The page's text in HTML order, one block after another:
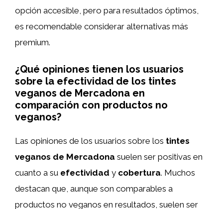
opción accesible, pero para resultados óptimos,
es recomendable considerar alternativas más
premium.
¿Qué opiniones tienen los usuarios
sobre la efectividad de los tintes
veganos de Mercadona en
comparación con productos no
veganos?
Las opiniones de los usuarios sobre los tintes
veganos de Mercadona suelen ser positivas en
cuanto a su efectividad y cobertura. Muchos
destacan que, aunque son comparables a
productos no veganos en resultados, suelen ser